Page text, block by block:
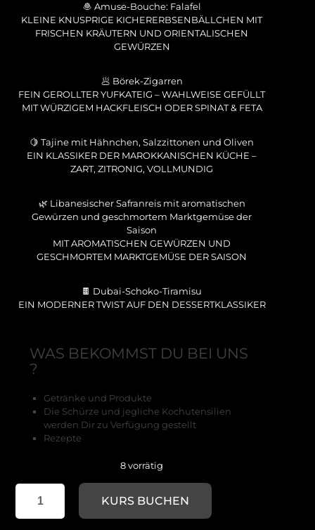
🧆 Amuse-Bouche: Falafel
KLEINE KNUSPRIGE KICHERERBSENBÄLLCHEN MIT
FRISCHEN KRÄUTERN UND ORIENTALISCHEN
GEWÜRZEN
🥟 Börek-Zigarren
FEIN GEROLLTER YUFKATEIG – WAHLWEISE GEFÜLLT
MIT WÜRZIGEM HACKFLEISCH ODER SPINAT & FETA
🍋 Tajine mit Hähnchen, Salzzittonen und Oliven
EIN KLASSIKER DER MAROKKANISCHEN KÜCHE –
ZART, ZITRONIG, VOLLMUNDIG
🌿 Libanesischer Safranreis mit aromatischen
Gewürzen und geschmortem Marktgemüse der
Saison
MIT AROMATISCHEN GEWÜRZEN UND
GESCHMORTEM MARKTGEMÜSE DER SAISON
🍫 Dubai-Schoko-Tiramisu
EIN MODERNER TWIST AUF DEN DESSERTKLASSIKER
WAS BEKOMMST DU BEI UNS
?
Getränke und Produkte
Die Schürze und jegliche Kochutensilien
werden Dir zu Verfügung gestellt
Rezepte
8 vorrätig
1001
Nacht
28.11
KURS BUCHEN